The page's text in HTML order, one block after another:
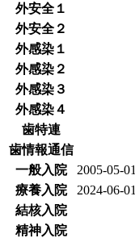
外安全１
外安全２
外感染１
外感染２
外感染３
外感染４
歯特連
歯情報通信
一般入院
2005-05-01
療養入院
2024-06-01
結核入院
精神入院